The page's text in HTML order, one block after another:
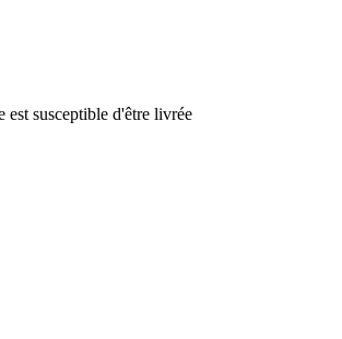
est susceptible d'être livrée